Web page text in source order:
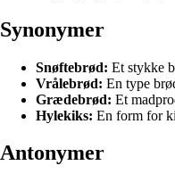
Synonymer
Snøftebrød: Et stykke
Vrålebrød: En type
Grædebrød: Et
Hylekiks: En form for
Antonymer